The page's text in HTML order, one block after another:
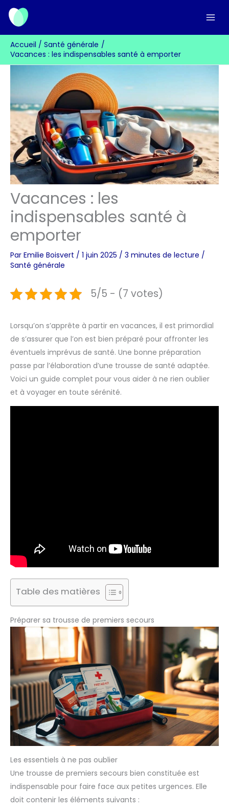
Aller
contenu
Accueil
Santé générale
Vacances : les indispensables santé à emporter
Vacances : les
indispensables santé à
emporter
Par Emilie Boisvert / 1 juin 2025 / 3 minutes de lecture /
Santé générale
5/5 - (7 votes)
Lorsqu’on s’apprête à partir en vacances, il est primordial
de s’assurer que l’on est bien préparé pour affronter les
éventuels imprévus de santé. Une bonne préparation
passe par l’élaboration d’une trousse de santé adaptée.
Voici un guide complet pour vous aider à ne rien oublier
et à voyager en toute sérénité.
Table des matières
Préparer sa trousse de premiers secours
Les essentiels à ne pas oublier
Une trousse de premiers secours bien constituée est
indispensable pour faire face aux petites urgences. Elle
doit contenir les éléments suivants :